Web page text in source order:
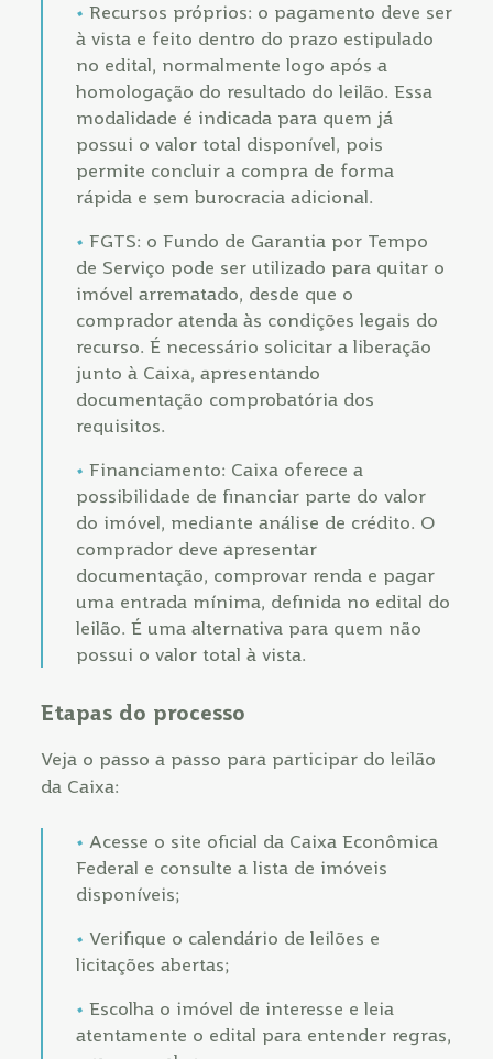
Recursos próprios: o pagamento deve ser
à vista e feito dentro do prazo estipulado
no edital, normalmente logo após a
homologação do resultado do leilão. Essa
modalidade é indicada para quem já
possui o valor total disponível, pois
permite concluir a compra de forma
rápida e sem burocracia adicional.
FGTS: o Fundo de Garantia por Tempo
de Serviço pode ser utilizado para quitar o
imóvel arrematado, desde que o
comprador atenda às condições legais do
recurso. É necessário solicitar a liberação
junto à Caixa, apresentando
documentação comprobatória dos
requisitos.
Financiamento: Caixa oferece a
possibilidade de financiar parte do valor
do imóvel, mediante análise de crédito. O
comprador deve apresentar
documentação, comprovar renda e pagar
uma entrada mínima, definida no edital do
leilão. É uma alternativa para quem não
possui o valor total à vista.
Etapas do processo
Veja o passo a passo para participar do leilão
da Caixa:
Acesse o site oficial da Caixa Econômica
Federal e consulte a lista de imóveis
disponíveis;
Verifique o calendário de leilões e
licitações abertas;
Escolha o imóvel de interesse e leia
atentamente o edital para entender regras,